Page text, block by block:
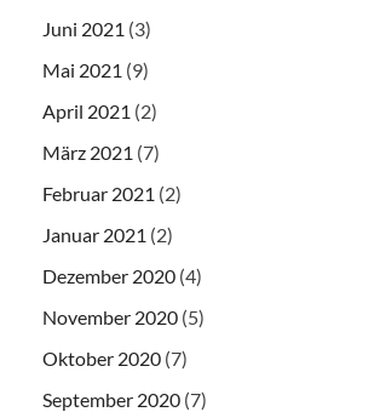
Juni 2021 (3)
Mai 2021 (9)
April 2021 (2)
März 2021 (7)
Februar 2021 (2)
Januar 2021 (2)
Dezember 2020 (4)
November 2020 (5)
Oktober 2020 (7)
September 2020 (7)